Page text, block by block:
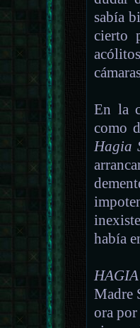
sabía
cierto
En la
como
Hagia
había
Madre
ora por